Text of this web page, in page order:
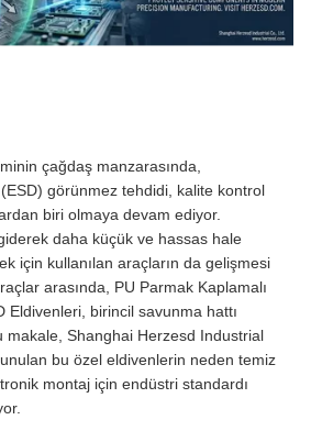
çağdaş manzarasında,
görünmez tehdidi, kalite kontrol
biri olmaya devam ediyor.
daha küçük ve hassas hale
için kullanılan araçların da gelişmesi
arasında, PU Parmak Kaplamalı
Eldivenleri, birincil savunma hattı
makale, Shanghai Herzesd Industrial
bu özel eldivenlerin neden temiz
montaj için endüstri standardı